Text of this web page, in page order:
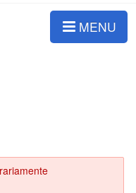
MENU